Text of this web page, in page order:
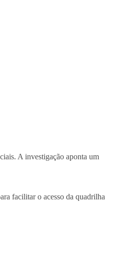
A investigação aponta um
facilitar o acesso da quadrilha